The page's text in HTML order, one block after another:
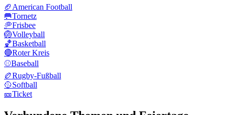
🏈 American Football
🥅Tornetz
🥏Frisbee
🏐Volleyball
🏀Basketball
🔴Roter Kreis
⚾Baseball
🏉Rugby-Fußball
🥎Softball
🎫Ticket